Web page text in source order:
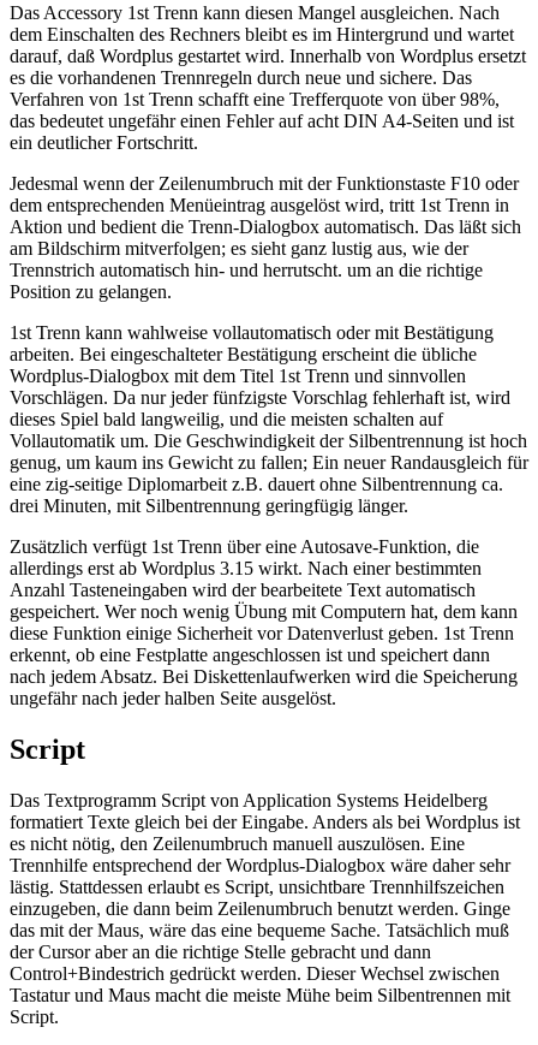
Das Accessory 1st Trenn kann diesen Mangel ausgleichen. Nach
dem Einschalten des Rechners bleibt es im Hintergrund und wartet
darauf, daß Wordplus gestartet wird. Innerhalb von Wordplus ersetzt
es die vorhandenen Trennregeln durch neue und sichere. Das
Verfahren von 1st Trenn schafft eine Trefferquote von über 98%,
das bedeutet ungefähr einen Fehler auf acht DIN A4-Seiten und ist
ein deutlicher Fortschritt.
Jedesmal wenn der Zeilenumbruch mit der Funktionstaste F10 oder
dem entsprechenden Menüeintrag ausgelöst wird, tritt 1st Trenn in
Aktion und bedient die Trenn-Dialogbox automatisch. Das läßt sich
am Bildschirm mitverfolgen; es sieht ganz lustig aus, wie der
Trennstrich automatisch hin- und herrutscht. um an die richtige
Position zu gelangen.
1st Trenn kann wahlweise vollautomatisch oder mit Bestätigung
arbeiten. Bei eingeschalteter Bestätigung erscheint die übliche
Wordplus-Dialogbox mit dem Titel 1st Trenn und sinnvollen
Vorschlägen. Da nur jeder fünfzigste Vorschlag fehlerhaft ist, wird
dieses Spiel bald langweilig, und die meisten schalten auf
Vollautomatik um. Die Geschwindigkeit der Silbentrennung ist hoch
genug, um kaum ins Gewicht zu fallen; Ein neuer Randausgleich für
eine zig-seitige Diplomarbeit z.B. dauert ohne Silbentrennung ca.
drei Minuten, mit Silbentrennung geringfügig länger.
Zusätzlich verfügt 1st Trenn über eine Autosave-Funktion, die
allerdings erst ab Wordplus 3.15 wirkt. Nach einer bestimmten
Anzahl Tasteneingaben wird der bearbeitete Text automatisch
gespeichert. Wer noch wenig Übung mit Computern hat, dem kann
diese Funktion einige Sicherheit vor Datenverlust geben. 1st Trenn
erkennt, ob eine Festplatte angeschlossen ist und speichert dann
nach jedem Absatz. Bei Diskettenlaufwerken wird die Speicherung
ungefähr nach jeder halben Seite ausgelöst.
Script
Das Textprogramm Script von Application Systems Heidelberg
formatiert Texte gleich bei der Eingabe. Anders als bei Wordplus ist
es nicht nötig, den Zeilenumbruch manuell auszulösen. Eine
Trennhilfe entsprechend der Wordplus-Dialogbox wäre daher sehr
lästig. Stattdessen erlaubt es Script, unsichtbare Trennhilfszeichen
einzugeben, die dann beim Zeilenumbruch benutzt werden. Ginge
das mit der Maus, wäre das eine bequeme Sache. Tatsächlich muß
der Cursor aber an die richtige Stelle gebracht und dann
Control+Bindestrich gedrückt werden. Dieser Wechsel zwischen
Tastatur und Maus macht die meiste Mühe beim Silbentrennen mit
Script.